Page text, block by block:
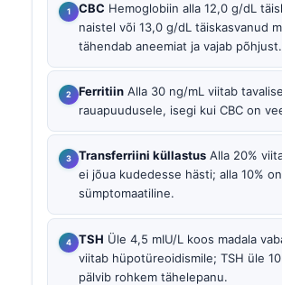
CBC Hemoglobiin alla 12,0 g/dL
naistel või 13,0 g/dL täiskasvanud
tähendab aneemiat ja vajab põhjust.
Ferritiin Alla 30 ng/mL viitab
rauapuudusele, isegi kui CBC on
Transferriini küllastus Alla 20%
ei jõua kudedesse hästi; alla 10%
sümptomaatiline.
TSH Üle 4,5 mIU/L koos madala
viitab hüpotüreoidismile; TSH üle 10
pälvib rohkem tähelepanu.